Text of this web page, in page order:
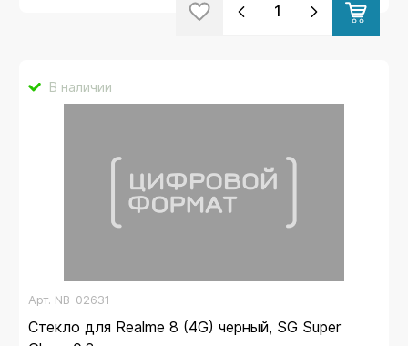
В наличии
Арт. NB-02631
Стекло для Realme 8 (4G) черный, SG Super